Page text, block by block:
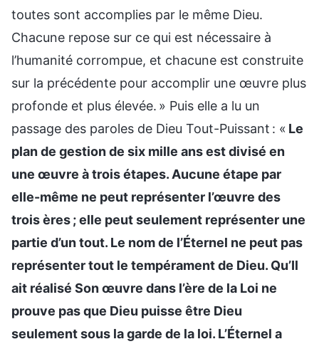
toutes sont accomplies par le même Dieu.
Chacune repose sur ce qui est nécessaire à
l’humanité corrompue, et chacune est construite
sur la précédente pour accomplir une œuvre plus
profonde et plus élevée. » Puis elle a lu un
passage des paroles de Dieu Tout-Puissant : « Le
plan de gestion de six mille ans est divisé en
une œuvre à trois étapes. Aucune étape par
elle-même ne peut représenter l’œuvre des
trois ères ; elle peut seulement représenter une
partie d’un tout. Le nom de l’Éternel ne peut pas
représenter tout le tempérament de Dieu. Qu’Il
ait réalisé Son œuvre dans l’ère de la Loi ne
prouve pas que Dieu puisse être Dieu
seulement sous la garde de la loi. L’Éternel a